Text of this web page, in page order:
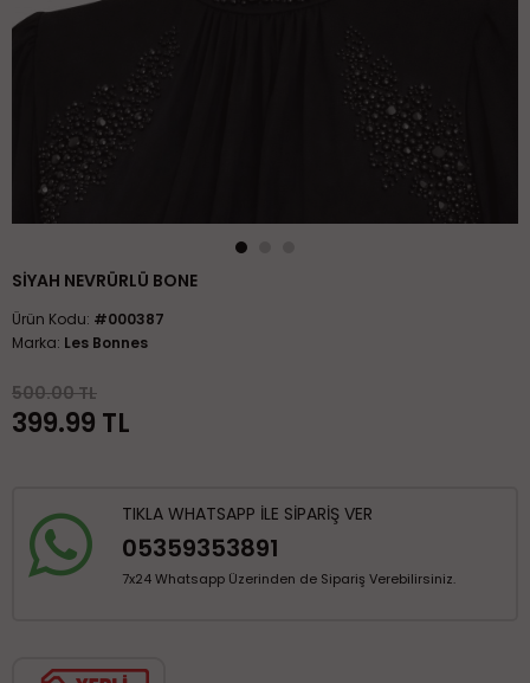
SIYAH NEVRÜRLÜ BONE
Ürün Kodu: #000387
Marka: Les Bonnes
500.00 TL
399.99 TL
TIKLA WHATSAPP İLE SİPARİŞ VER
05359353891
7x24 Whatsapp Üzerinden de Sipariş Verebilirsiniz.